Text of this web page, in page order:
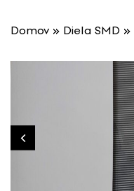
Domov » Diela SMD »